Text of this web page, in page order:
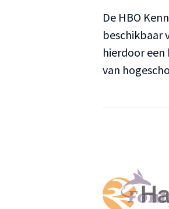
De HBO
beschikbaar
hierdoor
van